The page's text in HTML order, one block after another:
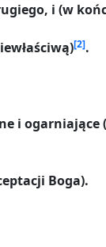
i (w
[2].
i
Boga).